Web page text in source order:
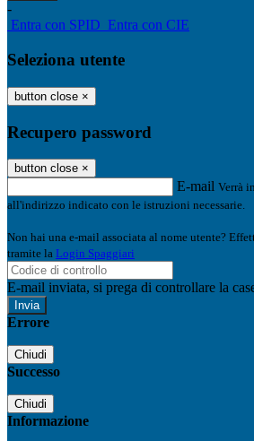
-
Entra con SPID Entra con CIE
Seleziona utente
button close ×
Recupero password
button close ×
E-mail Verrà
all'indirizzo indicato con le istruzioni necessarie.
Non hai una e-mail associata al nome utente?
tramite la Login Spaggiari
E-mail inviata, si prega di controllare la
Errore
Chiudi
Successo
Chiudi
Informazione